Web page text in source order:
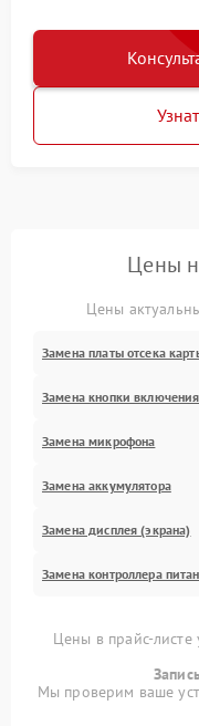
Цены
Цены
Замена платы отсека
Замена кнопки включения
Замена микрофона
Замена аккумулятора
Замена дисплея (экрана)
Замена контроллера
Цены в прайс-листе
Мы проверим ваше